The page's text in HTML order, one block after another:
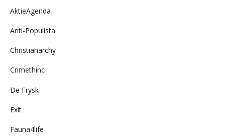
AktieAgenda
Anti-Populista
Christianarchy
Crimethinc
De Frysk
Exit
Fauna4life